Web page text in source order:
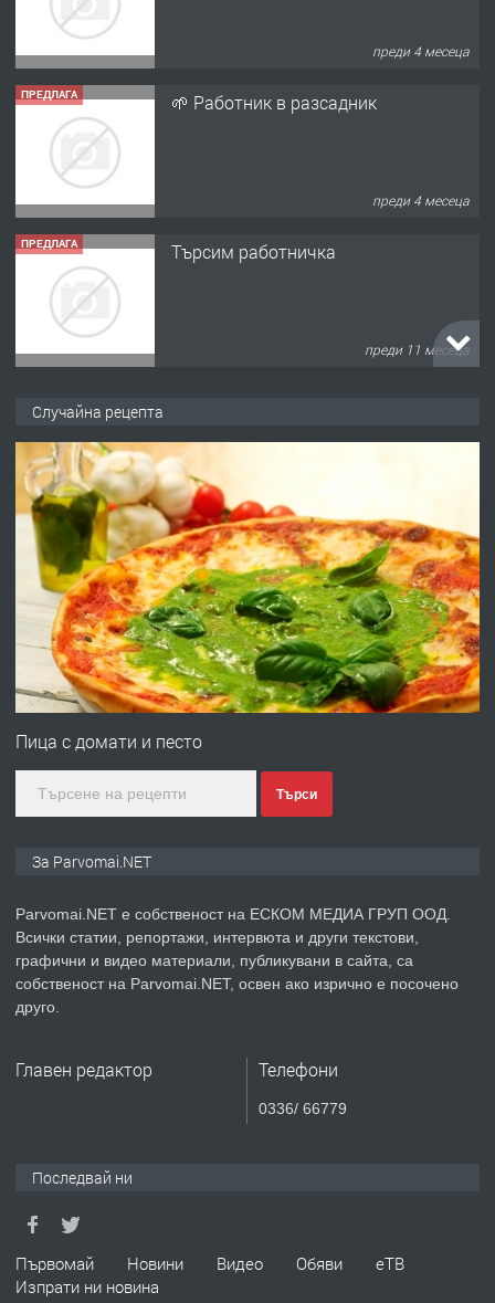
преди 4 месеца
ПРЕДЛАГА 🌱 Работник в разсадник
преди 4 месеца
ПРЕДЛАГА Търсим работничка
преди 11 месеца
ПРЕДЛАГА Работа за общи работници
преди 1 година
ПРЕДЛАГА
Първи поход "По стъпките на Ангел
преди 1 година
ПРЕДЛАГА Уроци по Математика
ТЪРСИ
Случайна рецепта
Пица с домати и песто
Търси
За Parvomai.NET
Parvomai.NET е собственост на ЕСКОМ МЕДИА ГРУП ООД.
Всички статии, репортажи, интервюта и други текстови,
графични и видео материали, публикувани в сайта, са
собственост на Parvomai.NET, освен ако изрично е посочено
друго.
Главен редактор Телефони
0336/ 66779
Последвай ни
Първомай Новини Видео Обяви
еТВ
Изпрати ни новина